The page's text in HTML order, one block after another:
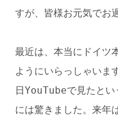
すが、皆様お元気でお
最近は、本当にドイツ
ようにいらっしゃいま
日YouTubeで見たと
には驚きました。来年